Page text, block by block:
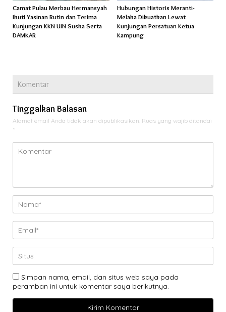
Camat Pulau Merbau Hermansyah
Ikuti Yasinan Rutin dan Terima
Kunjungan KKN UIN Suska Serta
DAMKAR
Hubungan Historis Meranti-
Melaka Dikuatkan Lewat
Kunjungan Persatuan Ketua
Kampung
Komentar
Tinggalkan Balasan
Alamat email Anda tidak akan dipublikasikan. Ruas yang wajib ditandai
*
Simpan nama, email, dan situs web saya pada
peramban ini untuk komentar saya berikutnya.